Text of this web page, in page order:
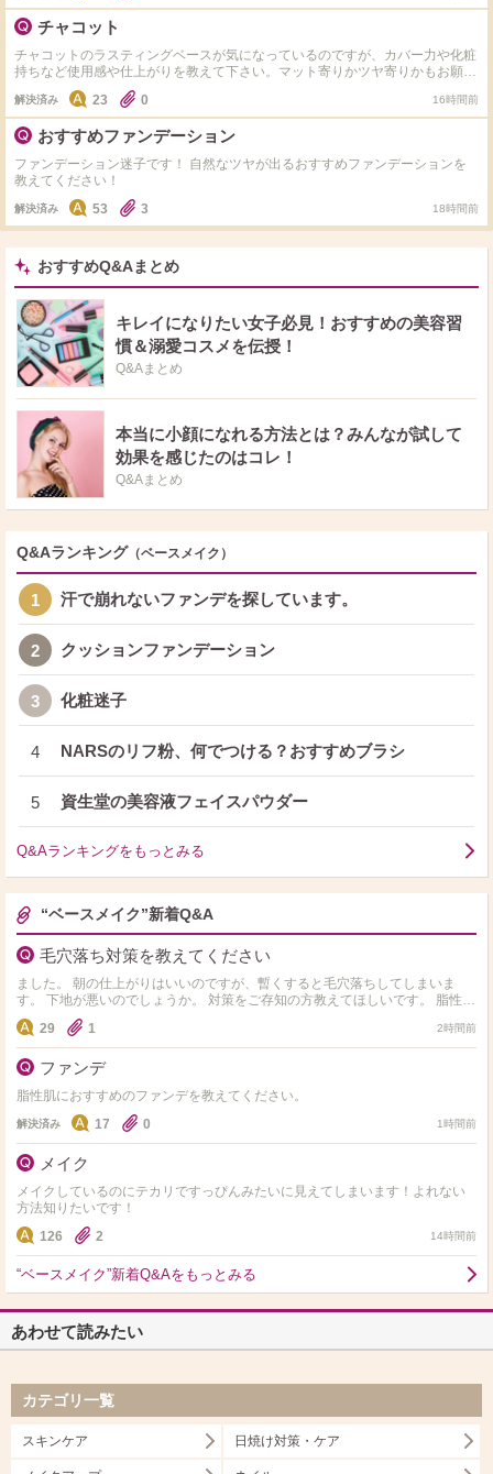
チャコット
チャコットのラスティングベースが気になっているのですが、カバー力や化粧
持ちなど使用感や仕上がりを教えて下さい。マット寄りかツヤ寄りかもお願い
解決済み 23 0 16時間前
おすすめファンデーション
ファンデーション迷子です！ 自然なツヤが出るおすすめファンデーションを
教えてください！
解決済み 53 3 18時間前
おすすめQ&Aまとめ
キレイになりたい女子必見！おすすめの美容習
慣＆溺愛コスメを伝授！
Q&Aまとめ
本当に小顔になれる方法とは？みんなが試して
効果を感じたのはコレ！
Q&Aまとめ
Q&Aランキング （ベースメイク）
1 汗で崩れないファンデを探しています。
2 クッションファンデーション
3 化粧迷子
4 NARSのリフ粉、何でつける？おすすめブラシ
5 資生堂の美容液フェイスパウダー
Q&Aランキングをもっとみる
“ベースメイク”新着Q&A
毛穴落ち対策を教えてください
ました。 朝の仕上がりはいいのですが、暫くすると毛穴落ちしてしまいま
す。 下地が悪いのでしょうか。 対策をご存知の方教えてほしいです。 脂性肌
よりの普通肌です。
29 1 2時間前
ファンデ
脂性肌におすすめのファンデを教えてください。
解決済み 17 0 1時間前
メイク
メイクしているのにテカリですっぴんみたいに見えてしまいます！よれない
方法知りたいです！
126
2 14時間前
“ベースメイク”新着Q&Aをもっとみる
あわせて読みたい
カテゴリ一覧
スキンケア 日焼け対策・ケア